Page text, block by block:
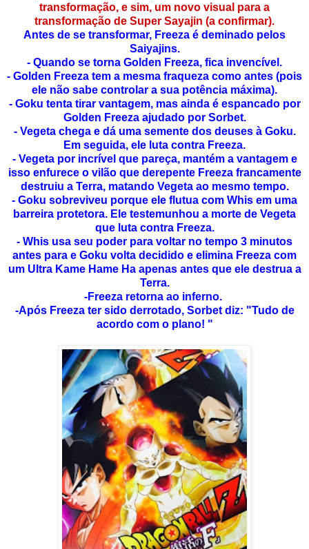
transformação, e sim, um novo visual para a
transformação de Super Sayajin (a confirmar).
Antes de se transformar, Freeza é deminado pelos
Saiyajins.
- Quando se torna Golden Freeza, fica invencível.
- Golden Freeza tem a mesma fraqueza como antes (pois
ele não sabe controlar a sua potência máxima).
- Goku tenta tirar vantagem, mas ainda é espancado por
Golden Freeza ajudado por Sorbet.
- Vegeta chega e dá uma semente dos deuses à Goku.
Em seguida, ele luta contra Freeza.
- Vegeta por incrível que pareça, mantém a vantagem e
isso enfurece o vilão que derepente Freeza francamente
destruiu a Terra, matando Vegeta ao mesmo tempo.
- Goku sobreviveu porque ele flutua com Whis em uma
barreira protetora. Ele testemunhou a morte de Vegeta
que luta contra Freeza.
- Whis usa seu poder para voltar no tempo 3 minutos
antes para e Goku volta decidido e elimina Freeza com
um Ultra Kame Hame Ha apenas antes que ele destrua a
Terra.
-Freeza retorna ao inferno.
-Após Freeza ter sido derrotado, Sorbet diz: "Tudo de
acordo com o plano! "